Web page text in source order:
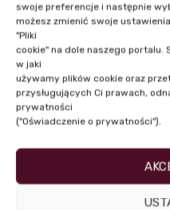
swoje preferencje i następnie
możesz zmienić swoje
"Pliki
cookie" na dole naszego portalu.
w jaki
używamy plików cookie oraz
przysługujących Ci prawach,
prywatności
("Oświadczenie o prywatności").
NASI